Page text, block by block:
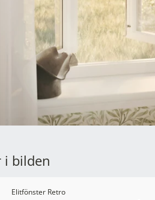
i bilden
Elitfönster Retro